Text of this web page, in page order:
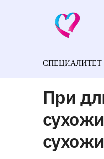
СПЕЦИАЛИТЕТ
При